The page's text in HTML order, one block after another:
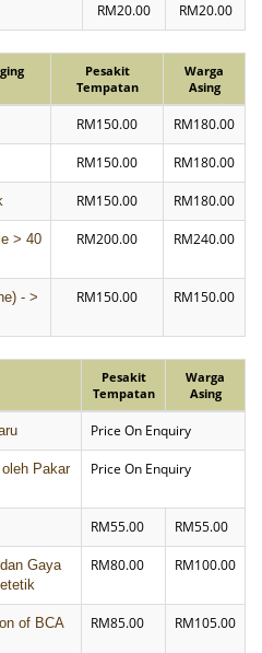
RM20.00 RM20.00
Pesakit
Tempatan
Warga
Asing
RM150.00 RM180.00
RM150.00 RM180.00
RM150.00 RM180.00
> 40
RM200.00 RM240.00
- >
RM150.00 RM150.00
Pesakit
Tempatan
Warga
Asing
Price On Enquiry
Pakar
Price On Enquiry
RM55.00 RM55.00
Gaya
RM80.00 RM100.00
of BCA
RM85.00 RM105.00